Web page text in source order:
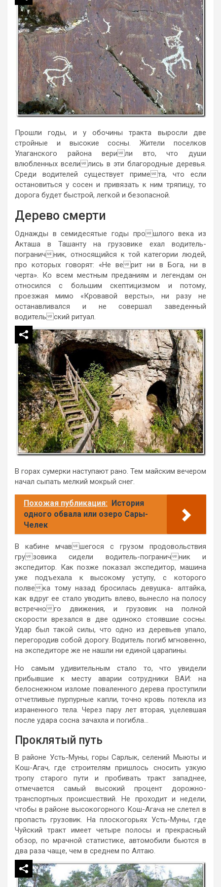
Прошли годы, и у обочины тракта выросли две
стройные и высокие сосны. Жители поселков
Улаганского района верили вто, что души
влюбленных вселились в эти благородные деревья.
Среди водителей существует примета, что если
остановиться у сосен и привязать к ним тряпицу, то
дорога будет быстрой, легкой и безопасной.
Дерево смерти
Однажды в семидесятые годы прошлого века из
Акташа в Ташанту на грузовике ехал водитель-
пограничник, относящийся к той категории людей,
про которых говорят: «Не верит ни в Бога, ни в
черта». Ко всем местным преданиям и легендам он
относился с большим скептицизмом и потому,
проезжая мимо «Кровавой версты», ни разу не
останавливался и не совершал заведенный
водительский ритуал.
В горах сумерки наступают рано. Тем майским вечером
начал сыпать мелкий мокрый снег.
Похожая публикация: История
одного обвала или озеро Сары-
Челек
В кабине мчавшегося с грузом продовольствия
грузовика сидели водитель-пограничник и
экспедитор. Как позже показал экспедитор, машина
уже подъехала к высокому уступу, с которого
полвека тому назад бросилась девушка- алтайка,
как вдруг ее стало уводить влево, вынесло на полосу
встречного движения, и грузовик на полной
скорости врезался в две одиноко стоявшие сосны.
Удар был такой силы, что одно из деревьев упало,
перего­родив собой дорогу. Водитель погиб мгновенно,
на экспедиторе же не на­шли ни единой царапины.
Но самым удивительным стало то, что увидели
прибывшие к месту аварии сотруд­ники ВАИ: на
белоснежном изломе поваленного дерева проступили
от­четливые пурпурные капли, точно кровь потекла из
израненного тела. Через пару лет вторая, уцелевшая
после удара сосна зачахла и погиб­ла…
Проклятый путь
В районе Усть-Муны, горы Сарлык, селений Мыюты и
Кош-Агач, где строителям пришлось сносить узкую
тропу старого пути и пробивать тракт западнее,
отмечается самый высокий процент дорожно-
транспортных происшествий. Не проходит и неде­ли,
чтобы в районе высокогорного Кош-Агача не слетел в
пропасть гру­зовик. На плоскогорьях Усть-Муны, где
Чуйский тракт имеет четыре по­лосы и прекрасный
обзор, по мрач­ной статистике, автомобили бьются в
два раза чаще, чем в среднем по Алтаю.